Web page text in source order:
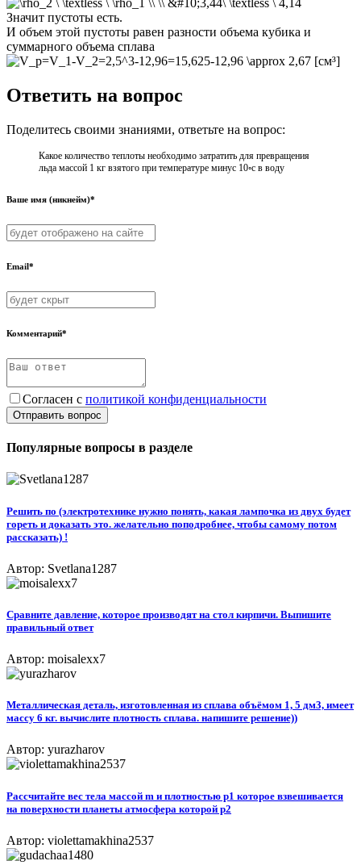
Значит пустоты есть.
И объем этой пустоты равен разности объема кубика и
суммарного объема сплава
[см³]
Ответить на вопрос
Поделитесь своими знаниями, ответьте на вопрос:
Какое количество теплоты необходимо затратить для превращения
льда массой 1 кг взятого при температуре минус 10◦с в воду
Ваше имя (никнейм)*
Email*
Комментарий*
Согласен с политикой конфиденциальности
Отправить вопрос
Популярные вопросы в разделе
Решить по (электротехнике нужно понять, какая лампочка из двух будет
гореть и доказать это. желательно поподробнее, чтобы самому потом
рассказать) !
Автор: Svetlana1287
Сравните давление, которое произвoдят на стол кирпичи. Выпишите
правильный ответ
Автор: moisalexx7
Металлическая деталь, изготовленная из сплава объёмом 1, 5 дм3, имеет
массу 6 кг. вычислите плотность сплава. напишите решение))
Автор: yurazharov
Рассчитайте вес тела массой m и плотностью p1 которое взвешивается
на поверхности планеты атмосфера которой p2
Автор: violettamakhina2537